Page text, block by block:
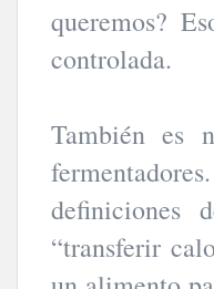
queremos?
controlada.
También es
definiciones
“transferir